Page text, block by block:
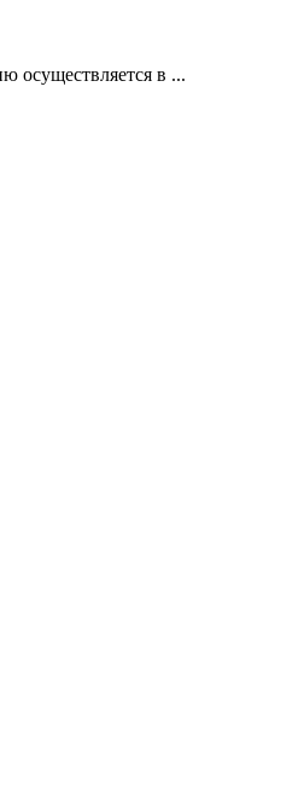
осуществляется в ...